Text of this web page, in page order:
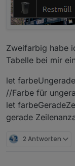
Zweifarbig habe
Tabelle bei mir
let
//Farbe für
let
gerade
2 Antworten